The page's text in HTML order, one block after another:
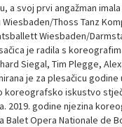
a svoj prvi angažman
Thoss Tanz
Wiesbaden/
je radila s
Siegal, Tim Plegge,
je za plesačicu
koreografsko iskustvo
2019. godine njezina
Opera Nationale de